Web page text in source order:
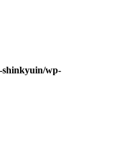
shinkyuin/wp-